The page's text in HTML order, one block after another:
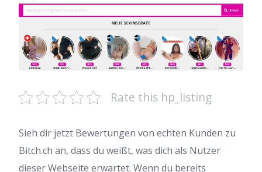
Rate this hp_listing
Sieh dir jetzt Bewertungen von echten Kunden zu
Bitch.ch an, dass du weißt, was dich als Nutzer
dieser Webseite erwartet. Wenn du bereits